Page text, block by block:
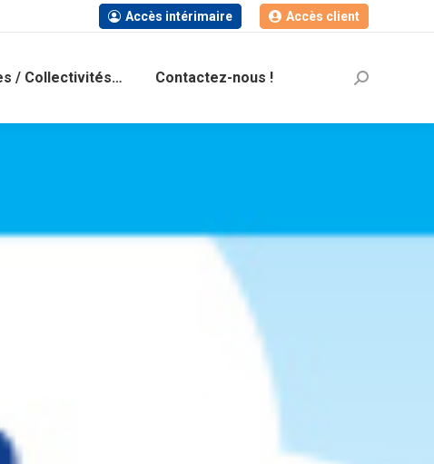
Accès intérimaire Accès client
/ Collectivités… Contactez-nous !
Recherche